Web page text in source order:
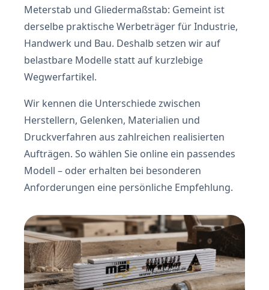
Meterstab und Gliedermaßstab: Gemeint ist
derselbe praktische Werbeträger für Industrie,
Handwerk und Bau. Deshalb setzen wir auf
belastbare Modelle statt auf kurzlebige
Wegwerfartikel.
Wir kennen die Unterschiede zwischen
Herstellern, Gelenken, Materialien und
Druckverfahren aus zahlreichen realisierten
Aufträgen. So wählen Sie online ein passendes
Modell – oder erhalten bei besonderen
Anforderungen eine persönliche Empfehlung.